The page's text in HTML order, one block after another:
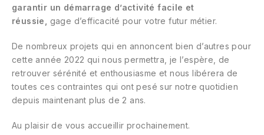
garantir un démarrage d’activité facile et
réussie, gage d’efficacité pour votre futur métier.
De nombreux projets qui en annoncent bien d’autres pour
cette année 2022 qui nous permettra, je l’espère, de
retrouver sérénité et enthousiasme et nous libérera de
toutes ces contraintes qui ont pesé sur notre quotidien
depuis maintenant plus de 2 ans.
Au plaisir de vous accueillir prochainement.